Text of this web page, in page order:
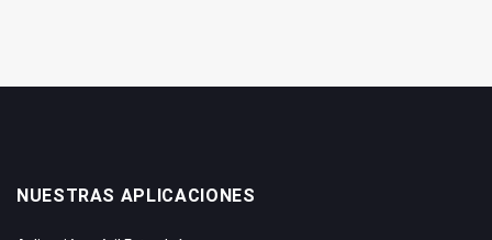
NUESTRAS APLICACIONES